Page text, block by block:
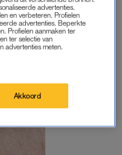
melanomen door een
advertenties.
en verbeteren. Profielen
advertenties. Beperkte
Profielen aanmaken ter
ter selectie van
advertenties meten.
Akkoord